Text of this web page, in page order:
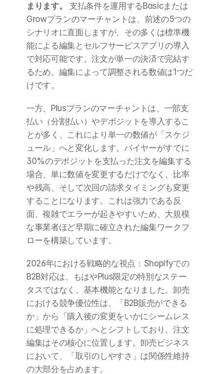
まります。
支払条件を運用するBasicまたは
Growプランのマーチャントは、前述の5つの
シナリオに直面しますが、その多くは標準機
能による編集とセルフサービスアプリの導入
で対応可能です。注文が単一の決済で完結す
るため、編集によって調整される数値は1つだ
けです。
一方、Plusプランのマーチャントは、一部支
払い（分割払い）やデポジットを導入するこ
とが多く、これにより単一の数値が「スケジ
ュール」へと変化します。バイヤーがすでに
30%のデポジットを支払った注文を編集する
場合、単に数値を変更するだけでなく、比率
や残高、そして次回の請求タイミングも変更
することになります。これは強力である反
面、複雑でエラーが起きやすいため、大規模
な事業者ほど早期に確立された編集ワークフ
ローを構築しています。
2026年における戦略的な視点：Shopifyでの
B2B対応は、もはやPlus限定の特別なステー
タスではなく、基本機能となりました。卸売
における競争優位性は、「B2B販売ができる
か」から「購入後の変更をいかにシームレス
に処理できるか」へとシフトしており、注文
編集はその核心に位置します。卸売ビジネス
において、「取引のしやすさ」は関係性維持
の大部分を占めます。